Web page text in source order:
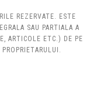
REZERVATE. ESTE
SAU PARTIALA A
ARTICOLE ETC.) DE PE